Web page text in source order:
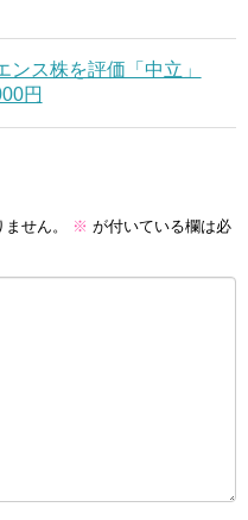
ンス株を評価「中立」
円
せん。 ※ が付いている欄は必